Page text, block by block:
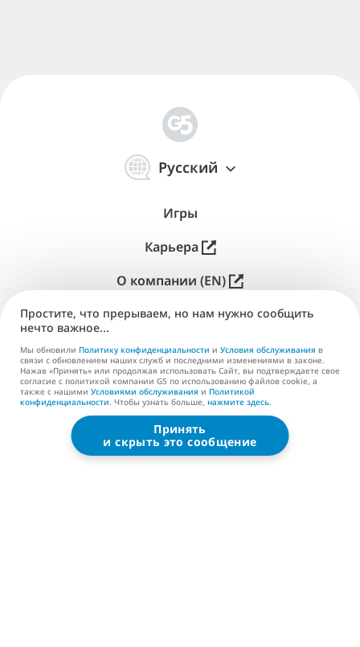
Русский
体
中
Игры
Карьера
О компании (EN)
Паблишинг (EN)
Поддержка
Контакты (EN)
G5 ENTERTAINMENT ®
© 2026 G5 Entertainment AB
Простите, что прерываем, но нам нужно сообщить
нечто важное...
Мы обновили Политику конфиденциальности и Условия обслуживания в
связи с обновлением наших служб и последними изменениями в законе.
Нажав «Принять» или продолжая использовать Сайт, вы подтверждаете свое
согласие с политикой компании G5 по использованию файлов cookie, а
также с нашими Условиями обслуживания и Политикой
конфиденциальности. Чтобы узнать больше, нажмите здесь.
Принять
и скрыть это сообщение